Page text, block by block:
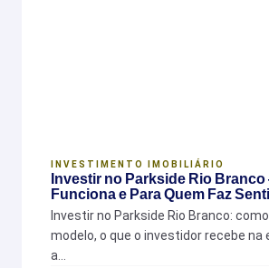
INVESTIMENTO IMOBILIÁRIO
Investir no Parkside Rio
Funciona e Para Quem Faz
Investir no Parkside Rio Branco:
modelo, o que o investidor recebe na
a…